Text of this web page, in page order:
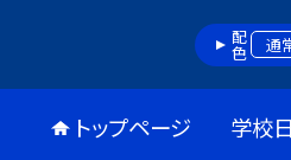
配色 通
トップページ 学校